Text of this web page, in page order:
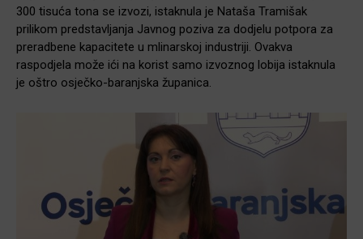
300 tisuća tona se izvozi, istaknula je Nataša Tramišak
prilikom predstavljanja Javnog poziva za dodjelu potpora za
preradbene kapacitete u mlinarskoj industriji. Ovakva
raspodjela može ići na korist samo izvoznog lobija istaknula
je oštro osječko-baranjska županica.